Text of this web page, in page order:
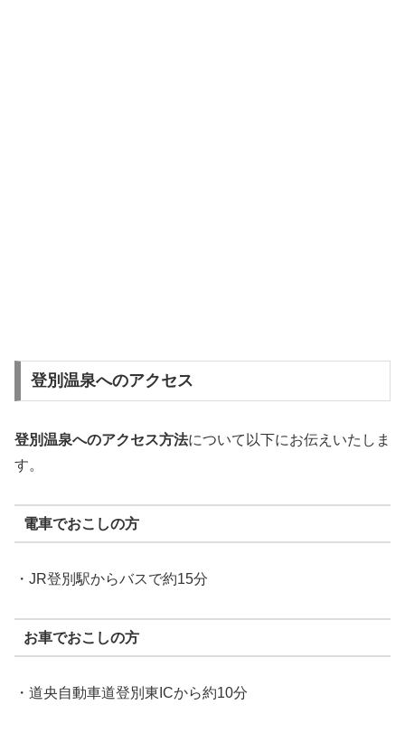
登別温泉へのアクセス
登別温泉へのアクセス方法について以下にお伝えいたしま
す。
電車でおこしの方
・JR登別駅からバスで約15分
お車でおこしの方
・道央自動車道登別東ICから約10分